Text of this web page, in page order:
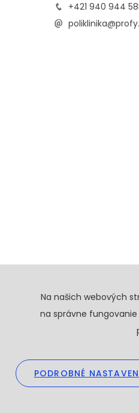
+421 940 944
Na našich webových
na správne
PODROBNÉ